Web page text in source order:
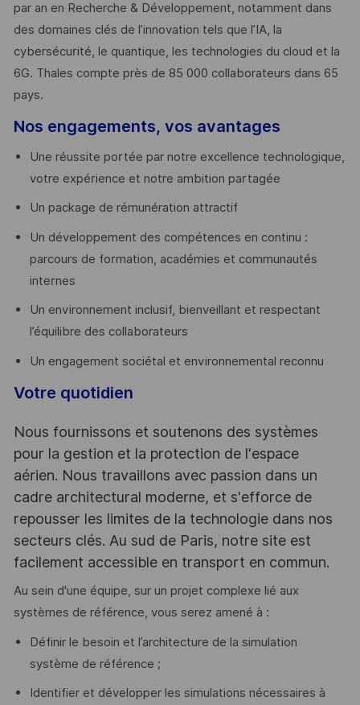
par an en Recherche & Développement, notamment dans
des domaines clés de l’innovation tels que l’IA, la
cybersécurité, le quantique, les technologies du cloud et la
6G. Thales compte près de 85 000 collaborateurs dans 65
pays. ​
Nos engagements, vos avantages
Une réussite portée par notre excellence technologique,
votre expérience et notre ambition partagée
Un package de rémunération attractif
Un développement des compétences en continu :
parcours de formation, académies et communautés
internes
Un environnement inclusif, bienveillant et respectant
l’équilibre des collaborateurs
Un engagement sociétal et environnemental reconnu
Votre quotidien
Nous fournissons et soutenons des systèmes
pour la gestion et la protection de l'espace
aérien. Nous travaillons avec passion dans un
cadre architectural moderne, et s'efforce de
repousser les limites de la technologie dans nos
secteurs clés. Au sud de Paris, notre site est
facilement accessible en transport en commun.
Au sein d'une équipe, sur un projet complexe lié aux
systèmes de référence, vous serez amené à :
Définir le besoin et l’architecture de la simulation
système de référence ;
Identifier et développer les simulations nécessaires à